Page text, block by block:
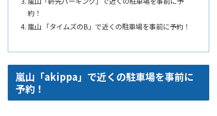
約！
嵐山 「タイムズのB」で近くの駐車場を事前に予約！
嵐山「akippa」で近くの駐車場を事前に
予約！